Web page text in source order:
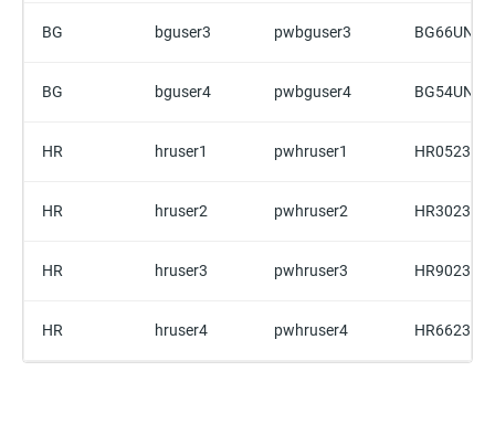
BG bguser3 pwbguser3
BG bguser4 pwbguser4
HR hruser1 pwhruser1
HR hruser2 pwhruser2
HR hruser3 pwhruser3
HR hruser4 pwhruser4